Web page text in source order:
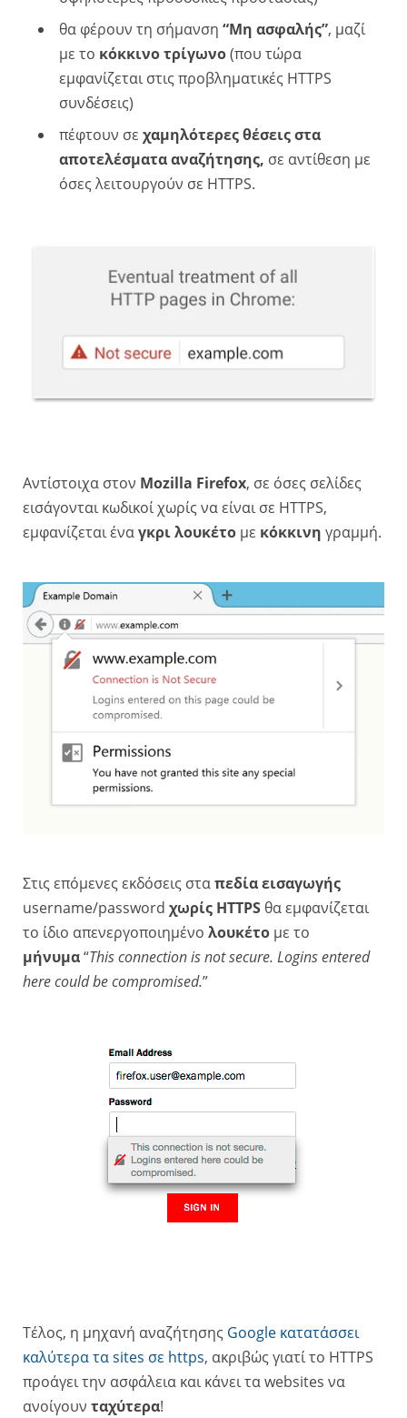
θα φέρουν τη σήμανση “Μη ασφαλής”, μαζί
με το κόκκινο τρίγωνο(που τώρα
εμφανίζεται στις προβληματικές HTTPS
συνδέσεις)
πέφτουν σε χαμηλότερες θέσεις στα
αποτελέσματα αναζήτησης, σε αντίθεση με
όσες λειτουργούν σε HTTPS.
Αντίστοιχα στον Mozilla Firefox, σε όσες σελίδες
εισάγονται κωδικοί χωρίς να είναι σε HTTPS,
εμφανίζεται έναγκρι λουκέτο με κόκκινη γραμμή.
Στις επόμενες εκδόσεις σταπεδία εισαγωγής
username/password χωρίς HTTPS θα εμφανίζεται
το ίδιο απενεργοποιημένο λουκέτο με το
μήνυμα“This connection is not secure. Logins entered
here could be compromised.”
Τέλος, η μηχανή αναζήτησης Google κατατάσσει
καλύτερα τα sites σε https, ακριβώς γιατί το HTTPS
προάγει την ασφάλεια και κάνει τα websites να
ανοίγουν ταχύτερα!